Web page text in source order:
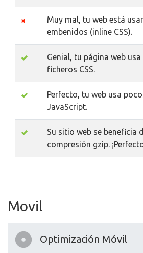
Muy mal, tu web está
embenidos (inline CSS).
Genial, tu página web
ficheros CSS.
Perfecto, tu web usa
JavaScript.
Su sitio web se beneficia
compresión gzip.
Movil
Optimización Móvil